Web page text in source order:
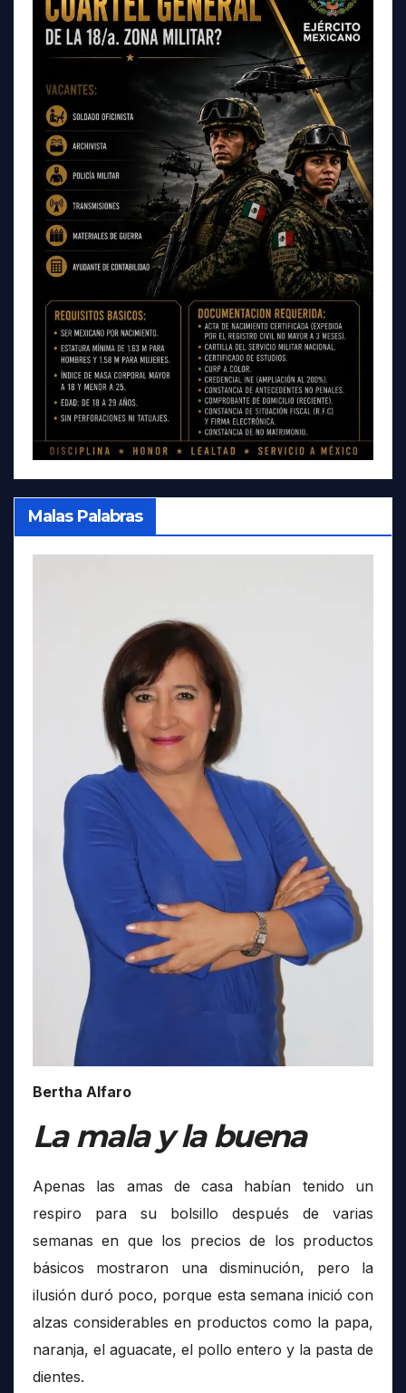
Malas Palabras
Bertha Alfaro
La mala y la buena
Apenas las amas de casa habían tenido un
respiro para su bolsillo después de varias
semanas en que los precios de los productos
básicos mostraron una disminución, pero la
ilusión duró poco, porque esta semana inició con
alzas considerables en productos como la papa,
naranja, el aguacate, el pollo entero y la pasta de
dientes.